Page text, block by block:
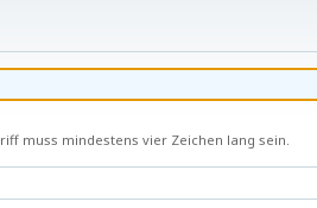
muss mindestens vier Zeichen lang sein.